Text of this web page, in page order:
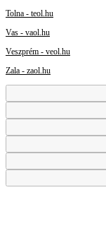
Tolna - teol.hu
Vas - vaol.hu
Veszprém - veol.hu
Zala - zaol.hu